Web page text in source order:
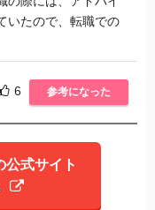
いたので、転職での
6 参考になった
公式サイト